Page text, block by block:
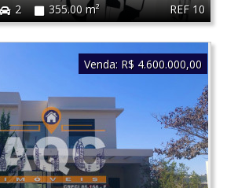
REF 10
2 355.00 m²
Venda: R$ 4.600.000,00